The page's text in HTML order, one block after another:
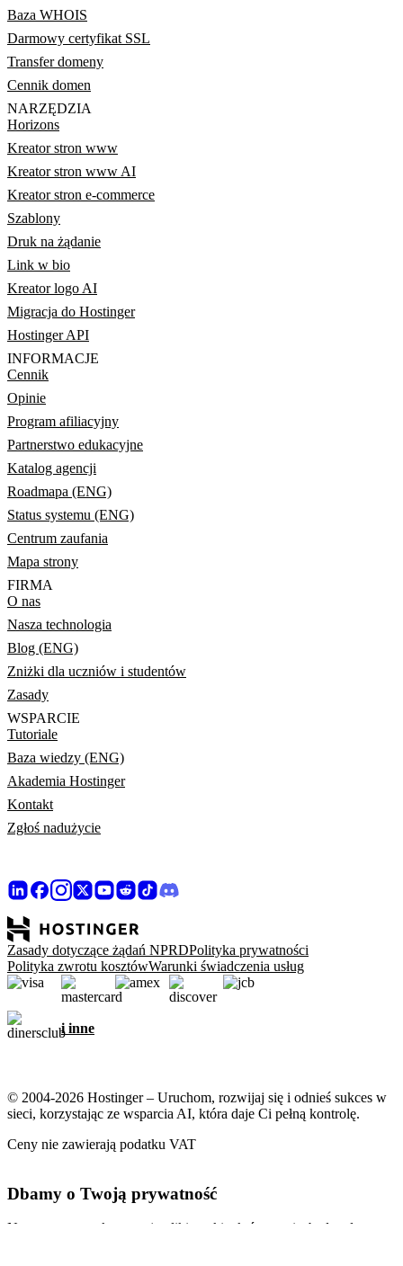
Baza WHOIS
Darmowy certyfikat SSL
Transfer domeny
Cennik domen
NARZĘDZIA
Horizons
Kreator stron www
Kreator stron www AI
Kreator stron e-commerce
Szablony
Druk na żądanie
Link w bio
Kreator logo AI
Migracja do Hostinger
Hostinger API
INFORMACJE
Cennik
Opinie
Program afiliacyjny
Partnerstwo edukacyjne
Katalog agencji
Roadmapa (ENG)
Status systemu (ENG)
Centrum zaufania
Mapa strony
FIRMA
O nas
Nasza technologia
Blog (ENG)
Zniżki dla uczniów i studentów
Zasady
WSPARCIE
Tutoriale
Baza wiedzy (ENG)
Akademia Hostinger
Kontakt
Zgłoś nadużycie
Zasady dotyczące żądań NPRDPolityka prywatności
Polityka zwrotu kosztówWarunki świadczenia usług
i inne
© 2004-2026 Hostinger – Uruchom, rozwijaj się i odnieś sukces w
sieci, korzystając ze wsparcia AI, która daje Ci pełną kontrolę.
Ceny nie zawierają podatku VAT
Dbamy o Twoją prywatność
Nasza strona wykorzystuje pliki cookie, które są niezbędne do